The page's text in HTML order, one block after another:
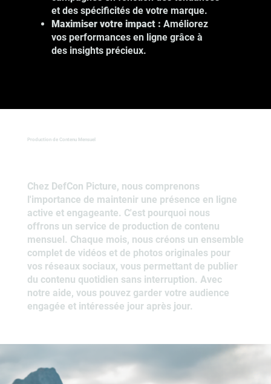
et des spécificités de votre marque.
Maximiser votre impact : Améliorez
vos performances en ligne grâce à
des insights précieux.
Production de Contenu Mensuel
Chez DefCon Picture, nous comprenons
l'importance de maintenir une présence en ligne
active et engageante. C'est pourquoi nous
offrons un service de production de contenu
mensuel. Chaque mois, nous créons un ensemble
complet de vidéos et de photos originales pour
vos réseaux sociaux, vous permettant de publier
du contenu quotidien sans interruption. Avec
notre aide, vous pouvez garder votre audience
engagée et intéressée jour après jour.